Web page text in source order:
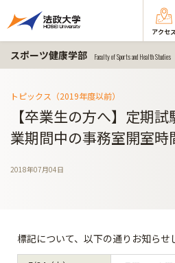
アクセス
スポーツ健康学部 Faculty of Sports and Health Studies
トピックス（2019年度以前）
【卒業生の方へ】定期
業期間中の事務室開室時
2018年07月04日
標記について、以下の通りお知らせ